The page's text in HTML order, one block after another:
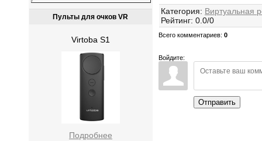
Пульты для очков VR
Virtoba S1
Подробнее
Категория: Виртуальная
Рейтинг: 0.0/0
Всего комментариев: 0
Войдите:
Отправить